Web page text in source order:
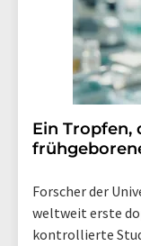
Ein Tropfen,
Forscher der
weltweit erste
kontrollierte